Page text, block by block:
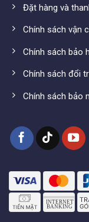
Đặt hàng và
Chính sách vận
Chính sách bảo
Chính sách đổi
Chính sách bảo